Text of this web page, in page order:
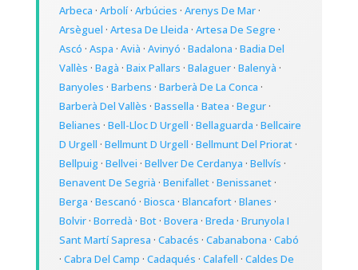
Arbeca · Arbolí· Arbúcies · Arenys De Mar·
Arsèguel · Artesa De Lleida · Artesa De Segre ·
Ascó · Aspa · Avià · Avinyó · Badalona · Badia Del
Vallès · Bagà · Baix Pallars · Balaguer· Balenyà ·
Banyoles · Barbens · Barberà De La Conca ·
Barberà Del Vallès · Bassella · Batea · Begur·
Belianes · Bell-Lloc D Urgell · Bellaguarda · Bellcaire
D Urgell · Bellmunt D Urgell · Bellmunt Del Priorat·
Bellpuig· Bellvei · Bellver De Cerdanya · Bellvís ·
Benavent De Segrià · Benifallet· Benissanet·
Berga · Bescanó · Biosca · Blancafort· Blanes ·
Bolvir· Borredà · Bot· Bovera · Breda · Brunyola I
Sant Martí Sapresa · Cabacés · Cabanabona · Cabó
· Cabra Del Camp · Cadaqués · Calafell · Caldes De